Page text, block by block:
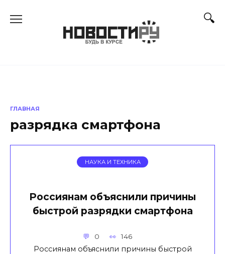
ГЛАВНАЯ
разрядка смартфона
НАУКА И ТЕХНИКА
Россиянам объяснили причины
быстрой разрядки смартфона
0 146
Россиянам объяснили причины быстрой